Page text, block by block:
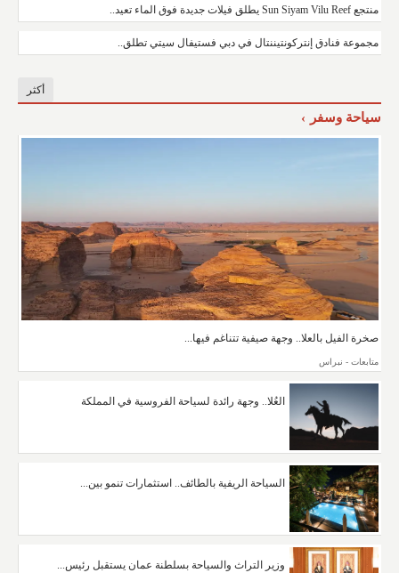
منتجع Sun Siyam Vilu Reef يطلق فيلات جديدة فوق الماء تعيد..
مجموعة فنادق إنتركونتيننتال في دبي فستيفال سيتي تطلق..
أكثر
سياحة وسفر
صخرة الفيل بالعلا.. وجهة صيفية تتناغم فيها...
متابعات - نبراس
العُلا.. وجهة رائدة لسياحة الفروسية في المملكة
السياحة الريفية بالطائف.. استثمارات تنمو بين...
وزير التراث والسياحة بسلطنة عمان يستقبل رئيس...